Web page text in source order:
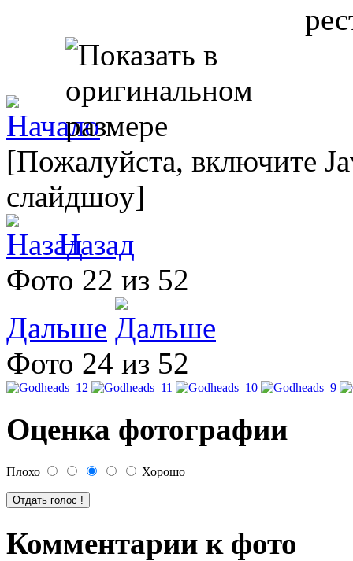
[Пожалуйста, включите
слайдшоу]
Назад
Фото 22 из 52
Дальше
Фото 24 из 52
Оценка фотографии
Плохо Хорошо
Комментарии к фото